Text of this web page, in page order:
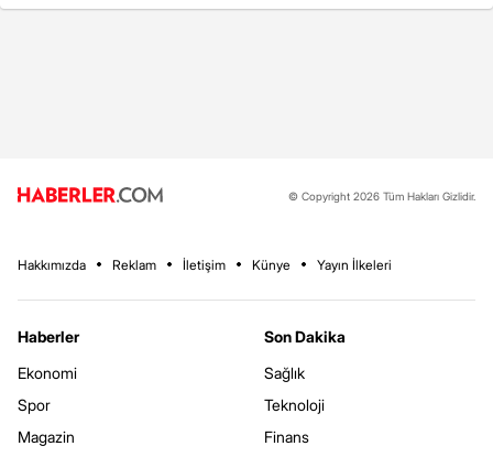
© Copyright 2026 Tüm Hakları Gizlidir.
Hakkımızda Reklam İletişim Künye Yayın İlkeleri
Haberler
Ekonomi
Spor
Magazin
Son Dakika
Sağlık
Teknoloji
Finans